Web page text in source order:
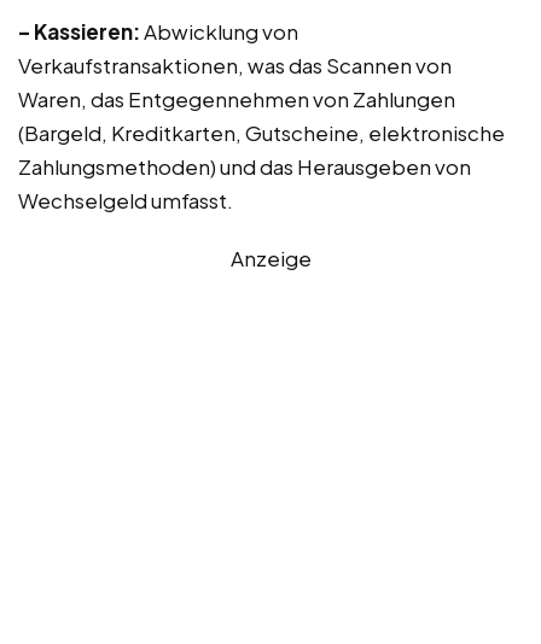
– Kassieren:Abwicklung von
Verkaufstransaktionen, was das Scannen von
Waren, das Entgegennehmen von Zahlungen
(Bargeld, Kreditkarten, Gutscheine, elektronische
Zahlungsmethoden) und das Herausgeben von
Wechselgeld umfasst.
Anzeige